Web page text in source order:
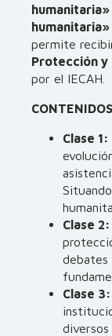
humanitaria»
humanitaria»
permite
Protección y
por el IECAH.
Clase 1:
Clase 2:
debates
Clase 3: